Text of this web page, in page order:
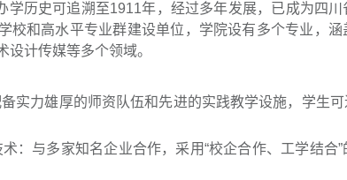
历史可追溯至1911年，经过多年发展，已成为四川
校和高水平专业群建设单位，学院设有多个专业，
设计传媒等多个领域。
力雄厚的师资队伍和先进的实践教学设施，学生可
与多家知名企业合作，采用“校企合作、工学结合”